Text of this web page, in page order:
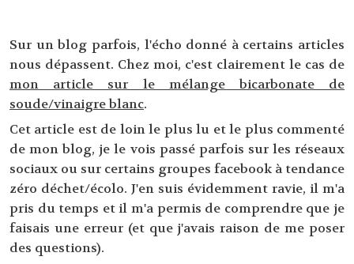
Sur un blog parfois, l'écho donné à certains articles
nous dépassent. Chez moi, c'est clairement le cas de
mon article sur le mélange bicarbonate de
soude/vinaigre blanc.
Cet article est de loin le plus lu et le plus commenté
de mon blog, je le vois passé parfois sur les réseaux
sociaux ou sur certains groupes facebook à tendance
zéro déchet/écolo. J'en suis évidemment ravie, il m'a
pris du temps et il m'a permis de comprendre que je
faisais une erreur (et que j'avais raison de me poser
des questions).